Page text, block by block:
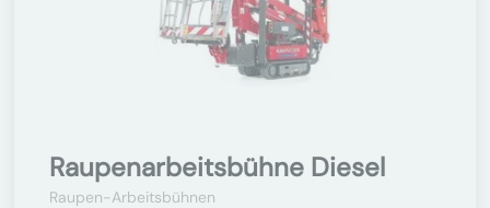
Raupenarbeitsbühne Diesel
Raupen-Arbeitsbühnen